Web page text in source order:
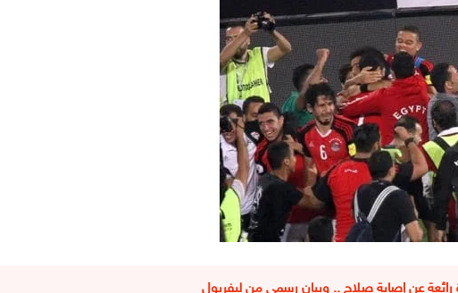
عن إصابة صلاح .. وبيان رسمي من ليفربول